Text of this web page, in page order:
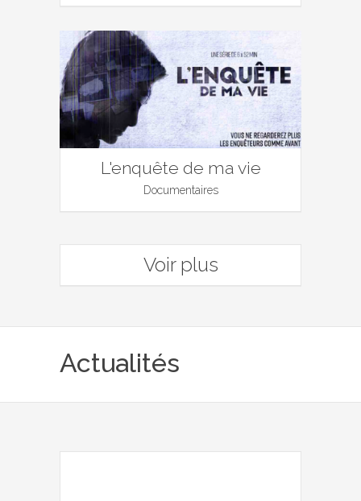
L'enquête de ma vie
Documentaires
Voir plus
Actualités